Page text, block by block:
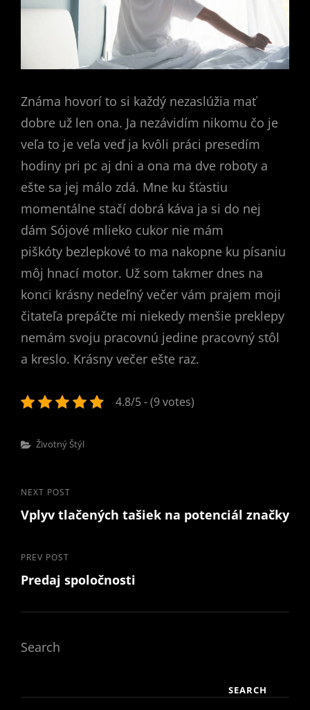
Známa hovorí to si každý nezaslúžia mať
dobre už len ona. Ja nezávidím nikomu čo je
veľa to je veľa veď ja kvôli práci presedím
hodiny pri pc aj dni a ona ma dve roboty a
ešte sa jej málo zdá. Mne ku šťastiu
momentálne stačí dobrá káva ja si do nej
dám Sójové mlieko cukor nie mám
piškóty bezlepkové to ma nakopne ku písaniu
môj hnací motor. Už som takmer dnes na
konci krásny nedeľný večer vám prajem moji
čitateľa prepáčte mi niekedy menšie preklepy
nemám svoju pracovnú jedine pracovný stôl
a kreslo. Krásny večer ešte raz.
4.8/5 - (9 votes)
Categories
Životný Štýl
Post
navigation
Previous
Post
PREV POST
Predaj spoločnosti
Next
Post
NEXT POST
Vplyv tlačených tašiek na potenciál značky
Search
SEARCH